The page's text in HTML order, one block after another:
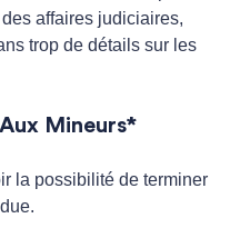
affaires judiciaires,
trop de détails sur les
Mineurs*
la possibilité de terminer